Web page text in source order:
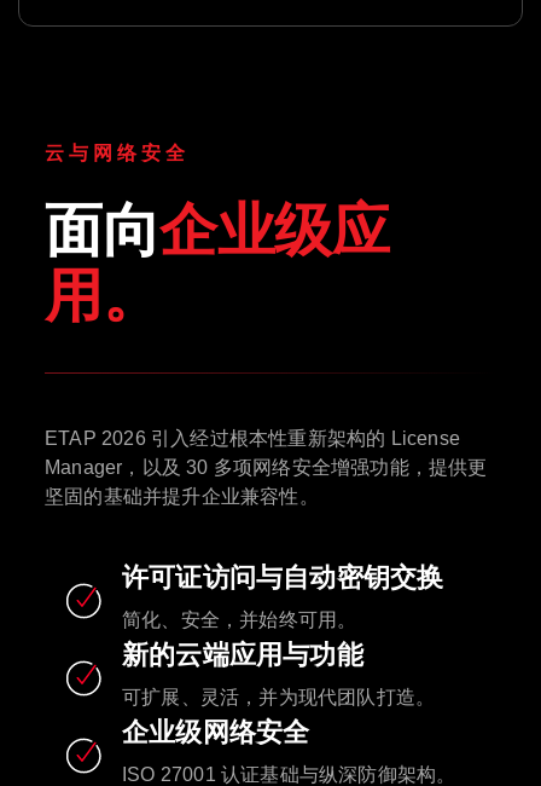
云与网络安全
面向企业级应
用。
ETAP 2026 引入经过根本性重新架构的 License
Manager，以及 30 多项网络安全增强功能，提供更
坚固的基础并提升企业兼容性。
许可证访问与自动密钥交换
简化、安全，并始终可用。
新的云端应用与功能
可扩展、灵活，并为现代团队打造。
企业级网络安全
ISO 27001 认证基础与纵深防御架构。